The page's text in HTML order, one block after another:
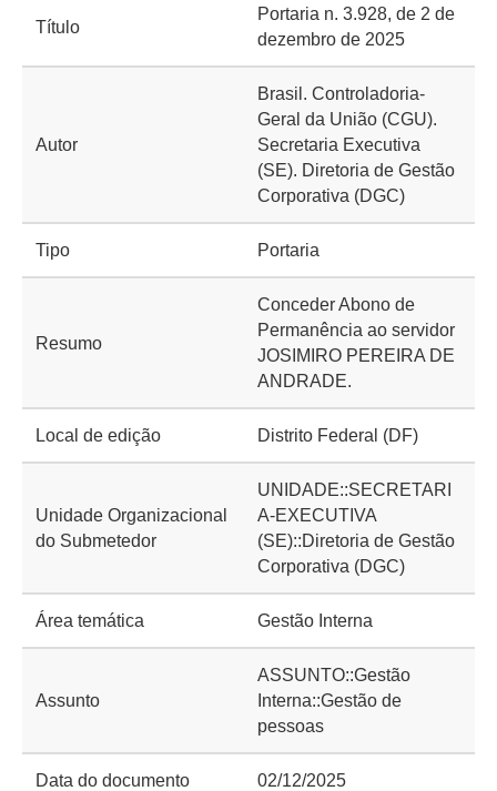
Título
Portaria n. 3.928, de 2 de
dezembro de 2025
Autor
Brasil. Controladoria-
Geral da União (CGU).
Secretaria Executiva
(SE). Diretoria de Gestão
Corporativa (DGC)
Tipo Portaria
Resumo
Conceder Abono de
Permanência ao servidor
JOSIMIRO PEREIRA DE
ANDRADE.
Local de edição Distrito Federal (DF)
Unidade Organizacional
do Submetedor
UNIDADE::SECRETARI
A-EXECUTIVA
(SE)::Diretoria de Gestão
Corporativa (DGC)
Área temática Gestão Interna
Assunto
ASSUNTO::Gestão
Interna::Gestão de
pessoas
Data do documento 02/12/2025